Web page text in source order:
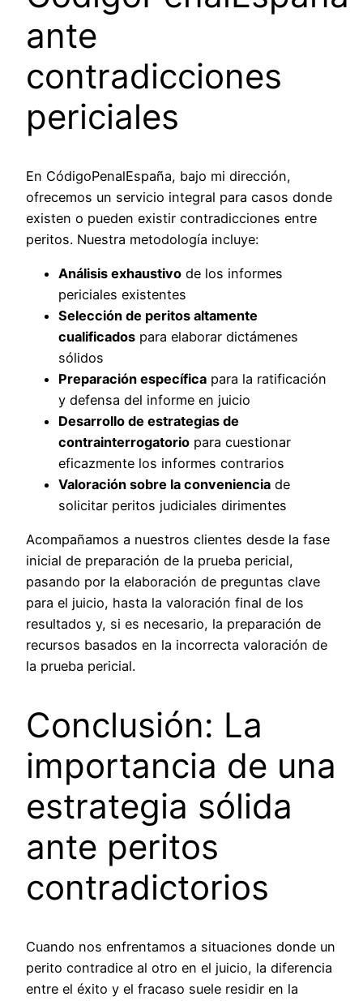
ante
contradicciones
periciales
En CódigoPenalEspaña, bajo mi dirección,
ofrecemos un servicio integral para casos donde
existen o pueden existir contradicciones entre
peritos. Nuestra metodología incluye:
Análisis exhaustivo de los informes
periciales existentes
Selección de peritos altamente
cualificados para elaborar dictámenes
sólidos
Preparación específica para la ratificación
y defensa del informe en juicio
Desarrollo de estrategias de
contrainterrogatorio para cuestionar
eficazmente los informes contrarios
Valoración sobre la conveniencia de
solicitar peritos judiciales dirimentes
Acompañamos a nuestros clientes desde la fase
inicial de preparación de la prueba pericial,
pasando por la elaboración de preguntas clave
para el juicio, hasta la valoración final de los
resultados y, si es necesario, la preparación de
recursos basados en la incorrecta valoración de
la prueba pericial.
Conclusión: La
importancia de una
estrategia sólida
ante peritos
contradictorios
Cuando nos enfrentamos a situaciones donde un
perito contradice al otro en el juicio, la diferencia
entre el éxito y el fracaso suele residir en la